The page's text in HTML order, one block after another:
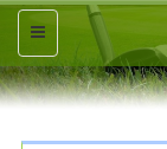
منو